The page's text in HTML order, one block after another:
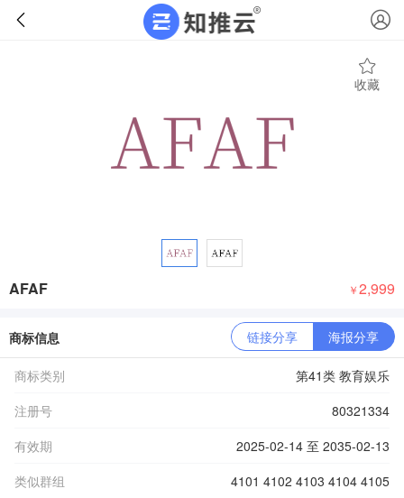
收藏
AFAF ￥2,999
商标信息 链接分享 海报分享
商标类别
第41类 教育娱乐
注册号
80321334
有效期
2025-02-14 至 2035-02-13
类似群组
4101 4102 4103 4104 4105